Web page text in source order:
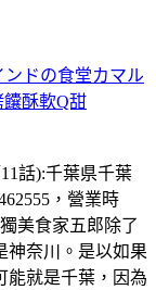
ンドの食堂カマル
酥軟Q甜
話):千葉県千葉
，營業時
美食家五郎除了
神奈川。是以如果
能就是千葉，因為